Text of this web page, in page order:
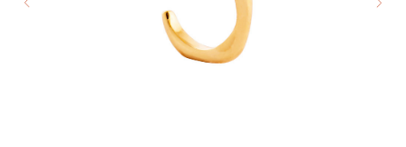
ИП СЕЛИВОХИН М.Ю.
2025 © QARI QRIS